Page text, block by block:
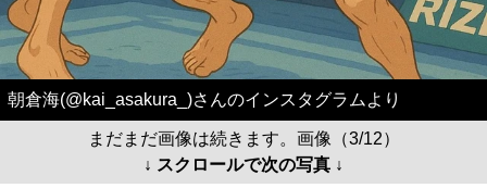
朝倉海(@kai_asakura_)さんのインスタグラムより
まだまだ画像は続きます。画像（3/12）
↓ スクロールで次の写真 ↓